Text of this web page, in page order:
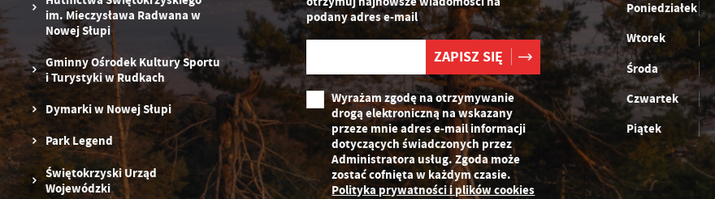
im. Mieczysława Radwana w
Nowej Słupi
Gminny Ośrodek Kultury Sportu
i Turystyki w Rudkach
Dymarki w Nowej Słupi
Park Legend
Świętokrzyski Urząd
Wojewódzki
podany adres e-mail
Wyrażam zgodę na otrzymywanie
drogą elektroniczną na wskazany
przeze mnie adres e-mail informacji
dotyczących świadczonych przez
Administratora usług. Zgoda może
zostać cofnięta w każdym czasie.
Polityka prywatności i plików cookies
Poniedziałek
Wtorek
Środa
Czwartek
Piątek
przeglądanej witryny internetowej. Treści promocyjne mogą pojawić się na
stronach podmiotów trzecich lub firm będących naszymi partnerami oraz innych
dostawców usług. Firmy te działają w charakterze pośredników prezentujących
nasze treści w postaci wiadomości, ofert, komunikatów mediów